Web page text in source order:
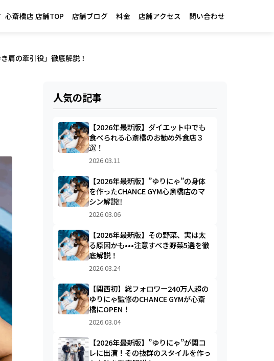
心斎橋店 店舗TOP 店舗ブログ 料金 店舗アクセス 問い合わせ
肩の牽引役」徹底解説！
人気の記事
【2026年最新版】ダイエット中でも
食べられる心斎橋のお勧め外食店３
選！
2026.03.11
【2026年最新版】”ゆりにゃ”の身体
を作ったCHANCE GYM心斎橋店のマ
シン解説‼︎
2026.03.06
【2026年最新版】その野菜、実は太
る原因かも•••注意すべき野菜5選を徹
底解説！
2026.03.24
【関西初】総フォロワー240万人超の
ゆりにゃ監修のCHANCE GYMが心斎
橋にOPEN！
2026.03.04
【2026年最新版】”ゆりにゃ”が関コ
レに出演！その抜群のスタイルを作っ